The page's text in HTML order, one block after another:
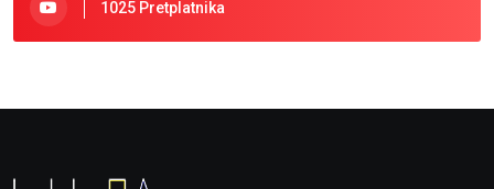
1025 Pretplatnika